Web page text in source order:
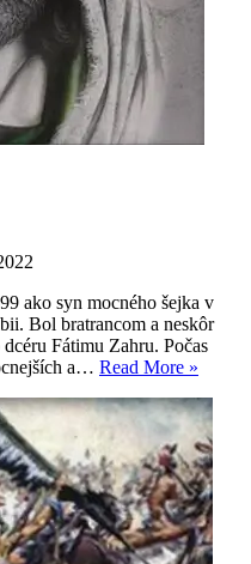
ako syn mocného šejka v
Bol bratrancom a neskôr
Fátimu Zahru. Počas
a… Read More »